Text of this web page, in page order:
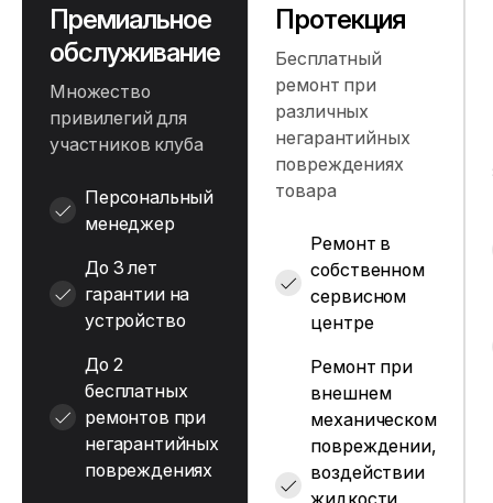
Премиальное
обслуживание
Множество
привилегий для
участников клуба
Персональный
менеджер
До 3 лет
гарантии на
устройство
До 2
бесплатных
ремонтов при
негарантийных
повреждениях
Протекция
Бесплатный
ремонт при
различных
негарантийных
повреждениях
товара
Ремонт в
собственном
сервисном
центре
Ремонт при
внешнем
механическом
повреждении,
воздействии